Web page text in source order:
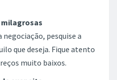
pesquise a
que deseja. Fique atento
muito baixos.